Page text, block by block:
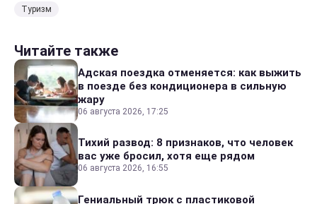
Туризм
Читайте также
Адская поездка отменяется: как выжить
в поезде без кондиционера в сильную
жару
06 августа 2026, 17:25
Тихий развод: 8 признаков, что человек
вас уже бросил, хотя еще рядом
06 августа 2026, 16:55
Гениальный трюк с пластиковой